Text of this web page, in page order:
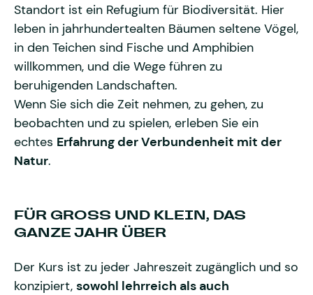
Standort ist ein Refugium für Biodiversität. Hier
leben in jahrhundertealten Bäumen seltene Vögel,
in den Teichen sind Fische und Amphibien
willkommen, und die Wege führen zu
beruhigenden Landschaften.
Wenn Sie sich die Zeit nehmen, zu gehen, zu
beobachten und zu spielen, erleben Sie ein
echtes Erfahrung der Verbundenheit mit der
Natur.
FÜR GROSS UND KLEIN, DAS G
ANZE JAHR ÜBER
Der Kurs ist zu jeder Jahreszeit zugänglich und so
konzipiert, sowohl lehrreich als auch